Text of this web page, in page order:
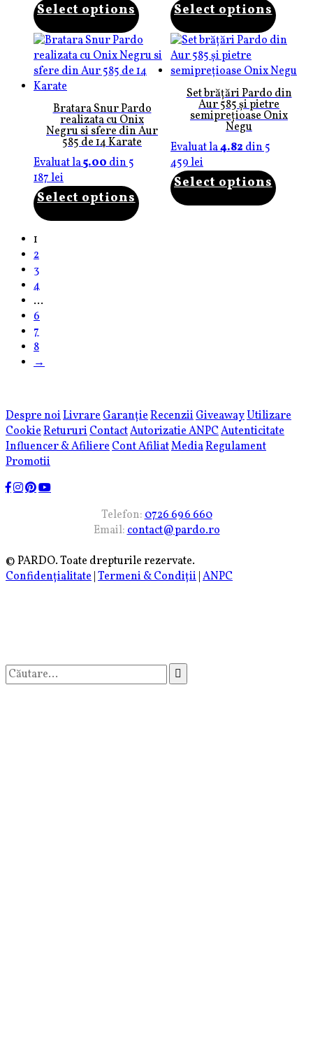
Select options Select options
Bratara Snur Pardo
realizata cu Onix
Negru si sfere din Aur
585 de 14 Karate
Evaluat la5.00din 5
187lei
Select options
Set brățări Pardo din
Aur 585 și pietre
semiprețioase Onix
Negu
Evaluat la4.82din 5
459lei
Select options
1
2
3
4
…
6
7
8
→
Despre noiLivrareGaranțieRecenziiGiveawayUtilizare
CookieRetururiContactAutorizatie ANPCAutenticitate
Influencer & AfiliereCont AfiliatMediaRegulament
Promotii
Telefon:0726 696 660
Email:contact@pardo.ro
© PARDO. Toate drepturile rezervate.
Confidențialitate Termeni & Condiții ANPC
Caută
după: